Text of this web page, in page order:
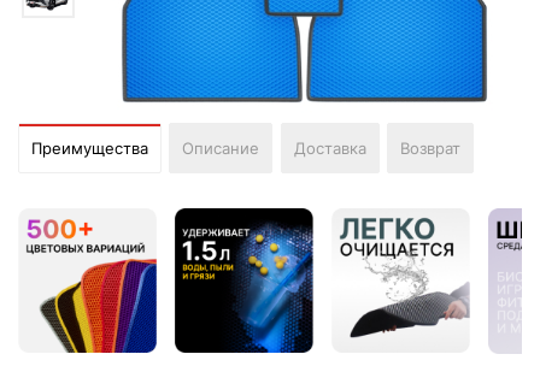
Преимущества Описание Доставка Возврат